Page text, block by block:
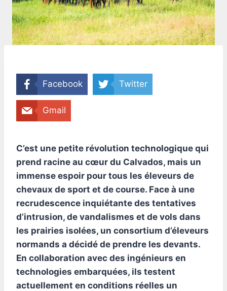
Facebook Twitter
Gmail
C’est une petite révolution technologique qui
prend racine au cœur du Calvados, mais un
immense espoir pour tous les éleveurs de
chevaux de sport et de course. Face à une
recrudescence inquiétante des tentatives
d’intrusion, de vandalismes et de vols dans
les prairies isolées, un consortium d’éleveurs
normands a décidé de prendre les devants.
En collaboration avec des ingénieurs en
technologies embarquées, ils testent
actuellement en conditions réelles un